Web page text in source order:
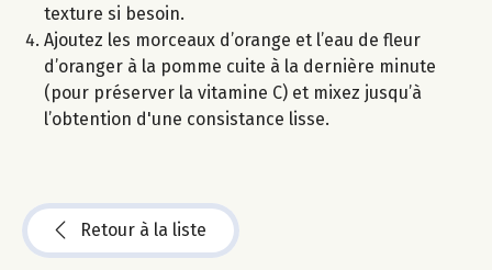
texture si besoin.
Ajoutez les morceaux d’orange et l’eau de fleur
d’oranger à la pomme cuite à la dernière minute
(pour préserver la vitamine C) et mixez jusqu’à
l’obtention d'une consistance lisse.
Retour à la liste